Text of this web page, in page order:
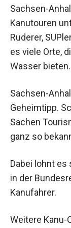
Sachsen-
Kanutouren
Ruderer,
es viele Orte,
Wasser bieten.
Sachsen-
Geheimtipp.
Sachen
ganz so
Dabei lohnt
in der
Kanufahrer.
Weitere Kanu-